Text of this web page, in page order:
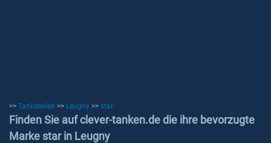
>> Tankstellen >> Leugny >> star
Finden Sie auf clever-tanken.de die ihre bevorzugte
Marke star in Leugny